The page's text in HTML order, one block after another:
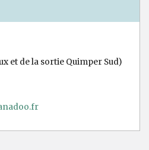
et de la sortie Quimper Sud)